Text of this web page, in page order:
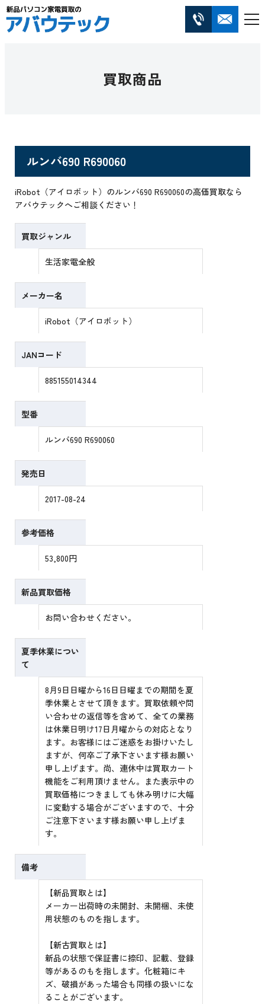
買取商品
ルンバ690 R690060
iRobot（アイロボット）のルンバ690 R690060の高価買取なら
アバウテックへご相談ください！
買取ジャンル
生活家電全般
メーカー名
iRobot（アイロボット）
JANコード
885155014344
型番
ルンバ690 R690060
発売日
2017-08-24
参考価格
53,800円
新品買取価格
お問い合わせください。
夏季休業につい
て
8月9日日曜から16日日曜までの期間を夏
季休業とさせて頂きます。買取依頼や問
い合わせの返信等を含めて、全ての業務
は休業日明け17日月曜からの対応となり
ます。お客様にはご迷惑をお掛けいたし
ますが、何卒ご了承下さいます様お願い
申し上げます。尚、連休中は買取カート
機能をご利用頂けません。また表示中の
買取価格につきましても休み明けに大幅
に変動する場合がございますので、十分
ご注意下さいます様お願い申し上げま
す。
備考
【新品買取とは】
メーカー出荷時の未開封、未開梱、未使
用状態のものを指します。
【新古買取とは】
新品の状態で保証書に捺印、記載、登録
等があるのもを指します。化粧箱にキ
ズ、破損があった場合も同様の扱いにな
ることがございます。